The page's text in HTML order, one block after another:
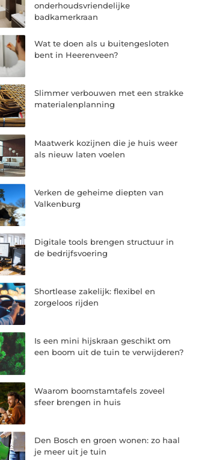
onderhoudsvriendelijke
badkamerkraan
Wat te doen als u buitengesloten
bent in Heerenveen?
Slimmer verbouwen met een strakke
materialenplanning
Maatwerk kozijnen die je huis weer
als nieuw laten voelen
Verken de geheime diepten van
Valkenburg
Digitale tools brengen structuur in
de bedrijfsvoering
Shortlease zakelijk: flexibel en
zorgeloos rijden
Is een mini hijskraan geschikt om
een boom uit de tuin te verwijderen?
Waarom boomstamtafels zoveel
sfeer brengen in huis
Den Bosch en groen wonen: zo haal
je meer uit je tuin